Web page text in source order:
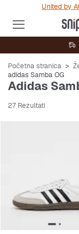
United by
Početna stranica
adidas Samba OG
Adidas
27 Rezultati